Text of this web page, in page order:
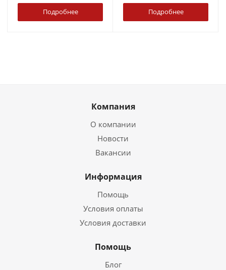
Подробнее Подробнее
Компания
О компании
Новости
Вакансии
Информация
Помощь
Условия оплаты
Условия доставки
Помощь
Блог